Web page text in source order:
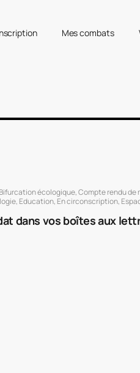
Mes combats
Bifurcation écologique,Compte rendu de
, Education, En circonscription,
dans vos boîtes aux